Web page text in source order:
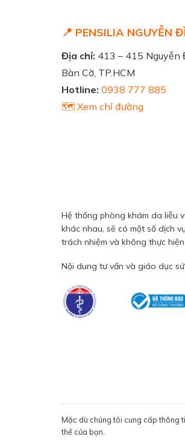
📍 PENSILIA NGUYỄN
Địa chỉ: 413 – 415 Nguyễn
Bàn Cờ, TP.HCM
Hotline: 0938 777 885
🗺️ Xem chỉ đường
Hệ thống phòng khám da liễu
khác nhau, sẽ có một số dịch
trách nhiệm và không thực
Nội dung tư vấn và giáo dục
Mặc dù chúng tôi cung cấp thông
thể của bạn.